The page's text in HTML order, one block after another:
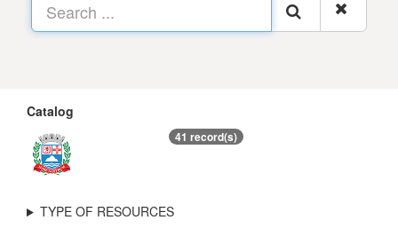
Catalog
41 record(s)
TYPE OF RESOURCES